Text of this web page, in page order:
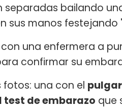
separadas bailando
sus manos festejando
una enfermera a
confirmar su
fotos: una con el
de embarazo que